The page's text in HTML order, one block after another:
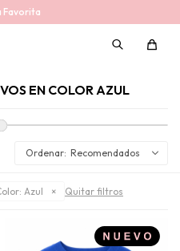
Favorita
EN COLOR AZUL
Recomendados
Azul Quitar filtros